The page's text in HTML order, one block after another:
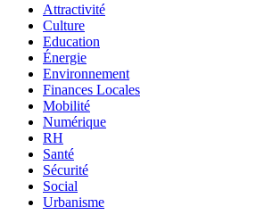
Attractivité
Culture
Education
Énergie
Environnement
Finances Locales
Mobilité
Numérique
RH
Santé
Sécurité
Social
Urbanisme